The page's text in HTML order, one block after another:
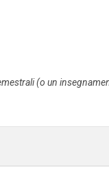
(o un